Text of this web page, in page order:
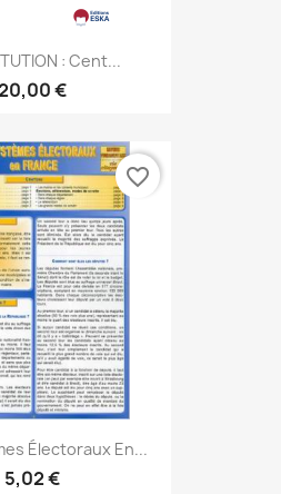
: Cent...
€
Électoraux En...
5,02 €
favorite_border